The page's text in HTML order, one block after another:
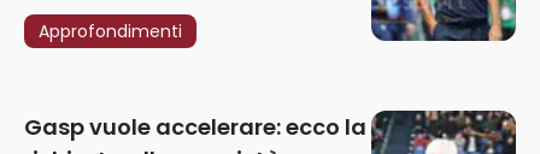
Approfondimenti
Gasp vuole accelerare: ecco la